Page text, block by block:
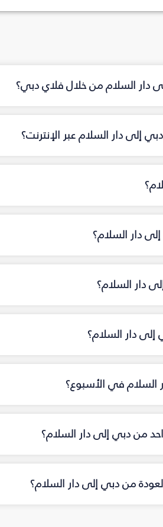
دار السلام من خلال فلاي دبي؟
إلى دار السلام عبر الإنترنت؟
دار السلام؟
دار السلام؟
دار السلام؟
السلام في الأسبوع؟
من دبي إلى دار السلام؟
من دبي إلى دار السلام؟